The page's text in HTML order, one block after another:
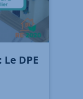
DPE